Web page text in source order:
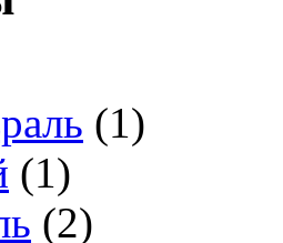
(1)
(1)
(2)